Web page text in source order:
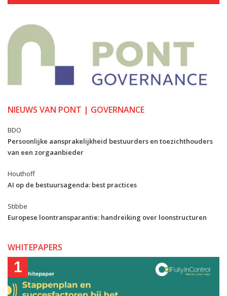
NIEUWS VAN PONT | GOVERNANCE
BDO
Persoonlijke aansprakelijkheid bestuurders en toezichthouders
van een zorgaanbieder
Houthoff
AI op de bestuursagenda: best practices
Stibbe
Europese loontransparantie: handreiking over loonstructuren
WHITEPAPERS
1